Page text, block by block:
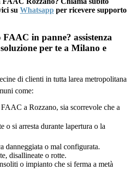
su Whatsapp per ricevere supporto
in panne? assistenza
per te a Milano e
di clienti in tutta larea metropolitana
come:
a Rozzano, sia scorrevole che a
o si arresta durante lapertura o la
danneggiata o mal configurata.
disallineate o rotte.
o impianto che si ferma a metà